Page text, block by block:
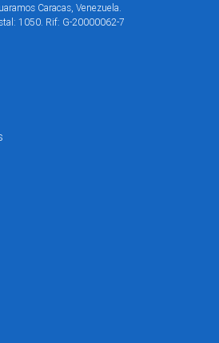
Caracas, Venezuela.
1050. Rif: G-20000062-7